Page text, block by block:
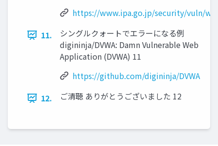
https://www.ipa.go.jp/security/vuln/
11.
シングルクォートでエラーになる例
digininja/DVWA: Damn Vulnerable Web
Application (DVWA) 11
https://github.com/digininja/DVWA
12.
ご清聴 ありがとうございました 12